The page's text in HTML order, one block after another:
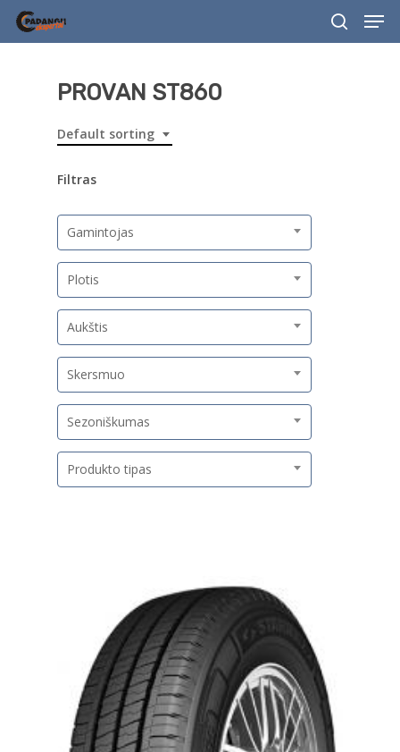
Skip
search
PROVAN ST860
Default sorting
Filtras
Gamintojas
Plotis
Aukštis
Skersmuo
Sezoniškumas
Produkto tipas